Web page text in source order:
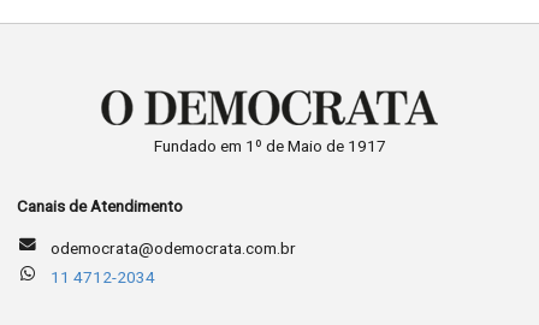
Fundado em 1º de Maio de 1917
Canais de Atendimento
odemocrata@odemocrata.com.br
11 4712-2034